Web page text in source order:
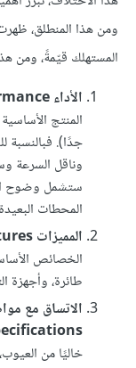
ومن هذا المنطلق،
المستهلك قيّمةً، ومن
الأداء Performance
المنتج
جدًا). فبالنسبة
وناقل السرعة
ستشمل وضوح
المحطات
المميزات Features
الخصائص
طائرة، وأجهزة
خاليًا من